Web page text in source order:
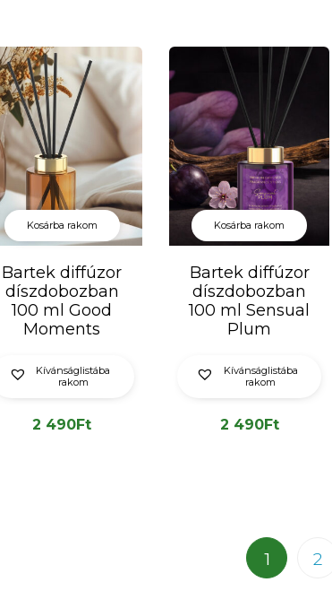
Kosárba rakom
Bartek diffúzor
díszdobozban
100 ml Good
Moments
Kívánságlistába
rakom
2 490Ft
Kosárba rakom
Bartek diffúzor
díszdobozban
100 ml Sensual
Plum
Kívánságlistába
rakom
2 490Ft
1 2